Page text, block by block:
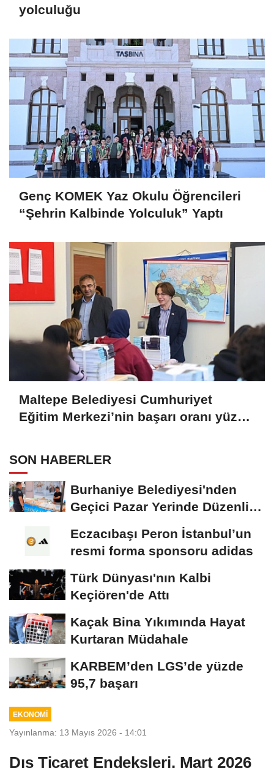
yolculuğu
Genç KOMEK Yaz Okulu Öğrencileri
“Şehrin Kalbinde Yolculuk” Yaptı
Maltepe Belediyesi Cumhuriyet
Eğitim Merkezi’nin başarı oranı yüzde
SON HABERLER
Burhaniye Belediyesi'nden
Geçici Pazar Yerinde Düzenli
Eczacıbaşı Peron İstanbul’un
resmi forma sponsoru adidas
Türk Dünyası'nın Kalbi
Keçiören'de Attı
Kaçak Bina Yıkımında Hayat
Kurtaran Müdahale
KARBEM’den LGS’de yüzde
95,7 başarı
EKONOMİ
Yayınlanma: 13 Mayıs 2026 - 14:01
Dış Ticaret Endeksleri, Mart 2026